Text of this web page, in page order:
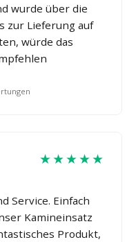
wurde über die
zur Lieferung auf
würde das
★★★★★
Service. Einfach
Kamineinsatz
Produkt,